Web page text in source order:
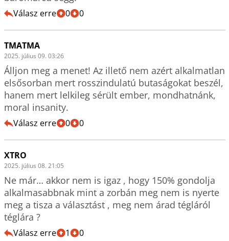
Válasz erre 0 0
TMATMA
2025. július 09. 03:26
Álljon meg a menet! Az illető nem azért alkalmatlan
elsősorban mert rosszindulatú butaságokat beszél,
hanem mert lelkileg sérült ember, mondhatnánk,
moral insanity.
Válasz erre 0 0
XTRO
2025. július 08. 21:05
Ne már… akkor nem is igaz , hogy 150% gondolja
alkalmasabbnak mint a zorbán meg nem is nyerte
meg a tisza a választást , meg nem árad tégláról
téglára ?
Válasz erre 1 0